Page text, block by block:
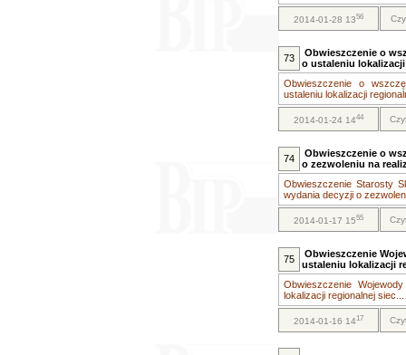
2014-01-28 1356
73
Obwieszczenie o
o ustaleniu
Obwieszczenie o
ustaleniu lokalizacji
2014-01-24 1444
74
Obwieszczenie o
o zezwoleniu na
Obwieszczenie Starosty
wydania decyzji o
2014-01-17 1555
75
Obwieszczenie
ustaleniu lokalizacji
Obwieszczenie
lokalizacji regionalnej siec...
2014-01-16 1417